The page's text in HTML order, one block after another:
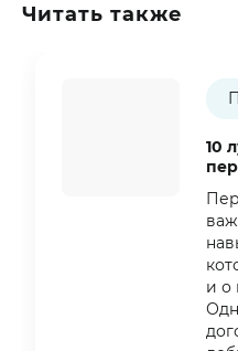
Читать также
10
и о